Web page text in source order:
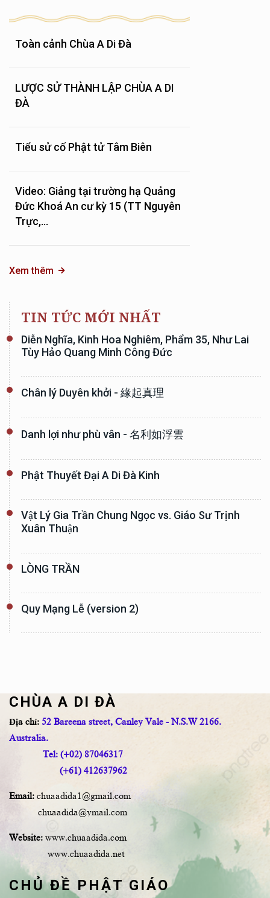
Toàn cảnh Chùa A Di Đà
LƯỢC SỬ THÀNH LẬP CHÙA A DI
ĐÀ
Tiểu sử cố Phật tử Tâm Biên
Video: Giảng tại trường hạ Quảng
Đức Khoá An cư kỳ 15 (TT Nguyên
Trực,...
Xem thêm
TIN TỨC MỚI NHẤT
Diễn Nghĩa, Kinh Hoa Nghiêm, Phẩm 35, Như Lai
Tùy Hảo Quang Minh Công Đức
Chân lý Duyên khởi - 緣起真理
Danh lợi như phù vân - 名利如浮雲
Phật Thuyết Đại A Di Đà Kinh
Vật Lý Gia Trần Chung Ngọc vs. Giáo Sư Trịnh
Xuân Thuận
LÒNG TRẦN
Quy Mạng Lễ (version 2)
CHÙA A DI ĐÀ
Địa chỉ: 52 Bareena street, Canley Vale - N.S.W 2166.
Australia.
Tel: (+02) 87046317
(+61) 412637962
Email: chuaadida1@gmail.com
chuaadida@ymail.com
Website: www.chuaadida.com
www.chuaadida.net
CHỦ ĐỀ PHẬT GIÁO